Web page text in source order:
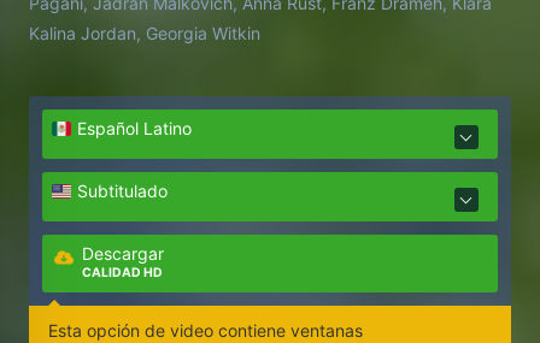
Kalina Jordan, Georgia Witkin
Español Latino
Subtitulado
Descargar
CALIDAD HD
Esta opción de video contiene ventanas